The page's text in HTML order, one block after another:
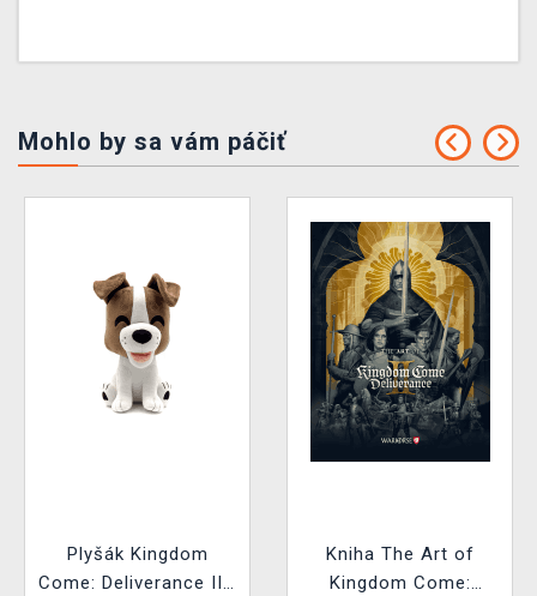
Mohlo by sa vám páčiť
Plyšák Kingdom
Come: Deliverance II -
Kniha The Art of
Kingdom Come: